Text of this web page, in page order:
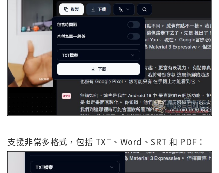
支援非常多格式，包括 TXT、Word、SRT 和 PDF：